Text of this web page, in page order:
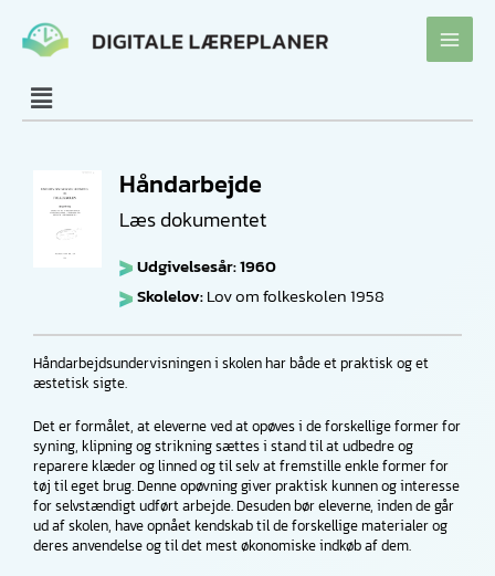
Håndarbejde
Læs dokumentet
Udgivelsesår: 1960
Skolelov:Lov om folkeskolen 1958
Håndarbejdsundervisningen i skolen har både et praktisk og et
æstetisk sigte.
Det er formålet, at eleverne ved at opøves i de forskellige former for
syning, klipning og strikning sættes i stand til at udbedre og
reparere klæder og linned og til selv at fremstille enkle former for
tøj til eget brug. Denne opøvning giver praktisk kunnen og interesse
for selvstændigt udført arbejde. Desuden bør eleverne, inden de går
ud af skolen, have opnået kendskab til de forskellige materialer og
deres anvendelse og til det mest økonomiske indkøb af dem.